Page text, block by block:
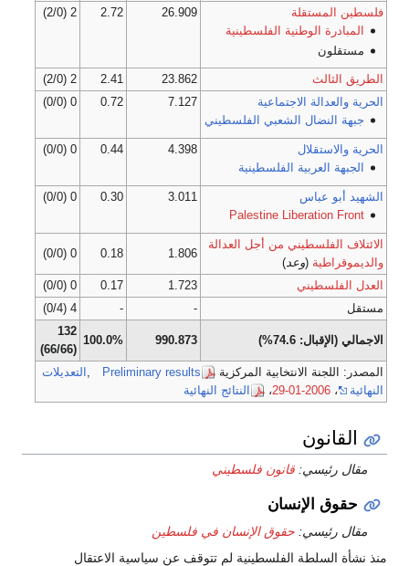
فلسطين المستقلة
المبادرة الوطنية الفلسطينية
مستقلون
26.909
2.72
2 (2/0)
الطريق الثالث 23.862
2.41
2 (2/0)
الحرية والعدالة الاجتماعية
جبهة النضال الشعبي الفلسطيني
7.127
0.72
0 (0/0)
الحرية والاستقلال
الجبهة العربية الفلسطينية
4.398
0.44
0 (0/0)
الشهيد أبو عباس
Palestine Liberation Front
3.011
0.30
0 (0/0)
الائتلاف الفلسطيني من أجل العدالة
والديموقراطية (وعد)
1.806
0.18
0 (0/0)
العدل الفلسطيني 1.723
0.17
0 (0/0)
مستقل
-
-
4 (0/4)
الاجمالي (الإقبال: 74.6%) 990.873
100.0%
132
(66/66)
المصدر: اللجنة الانتخابية المركزية
Preliminary results
, التعديلات
النهائية
، 2006-01-29 ، النتائج النهائية
القانون
مقال رئيسي:قانون فلسطيني
حقوق الإنسان
مقال رئيسي:حقوق الإنسان في فلسطين
منذ نشأة السلطة الفلسطينية لم تتوقف عن سياسية الاعتقال